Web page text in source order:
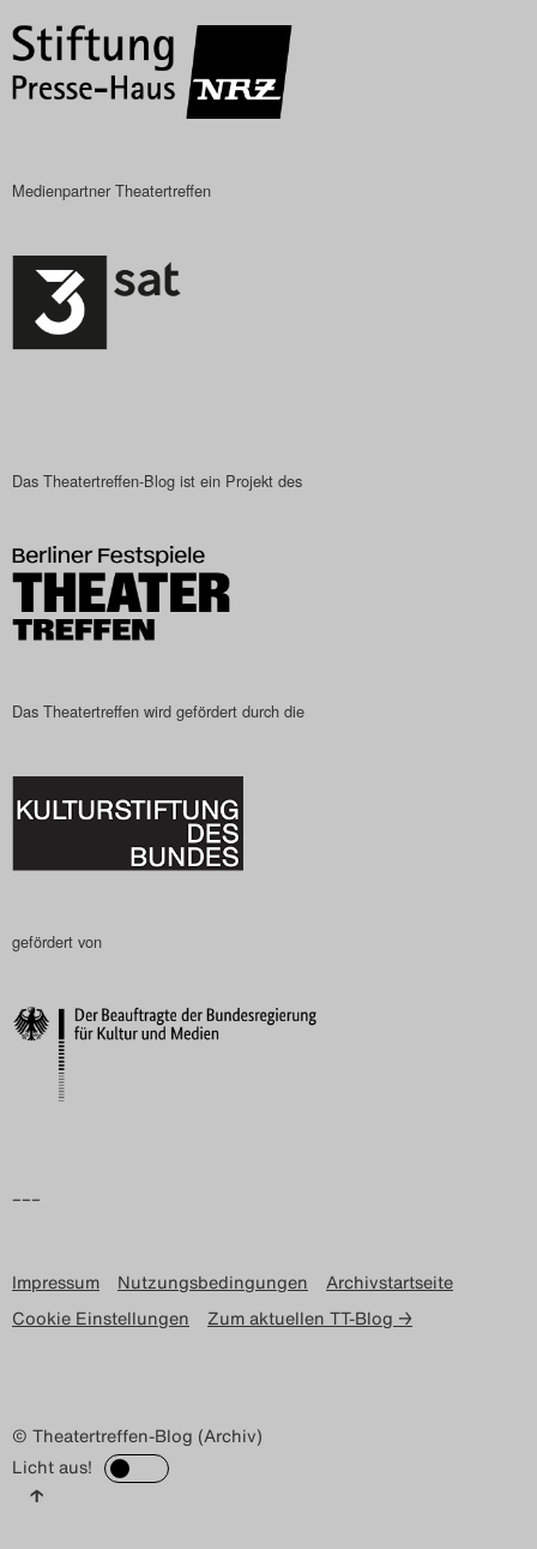
Medienpartner Theatertreffen
Das Theatertreffen-Blog ist ein Projekt des
Das Theatertreffen wird gefördert durch die
gefördert von
–––
Impressum Nutzungsbedingungen
Archivstartseite
Cookie Einstellungen
Zum aktuellen TT-Blog →
© Theatertreffen-Blog (Archiv)
Licht aus!
↑